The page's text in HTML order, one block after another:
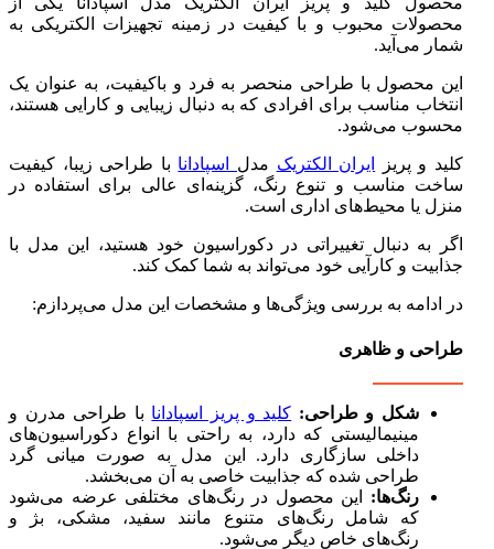
محصولات محبوب و با کیفیت در زمینه تجهیزات الکتریکی به
شمار می‌آید.
این محصول با طراحی منحصر به فرد و باکیفیت، به عنوان یک
انتخاب مناسب برای افرادی که به دنبال زیبایی و کارایی هستند،
محسوب می‌شود.
کلید و پریز ایران الکتریک مدل اسپادانا با طراحی زیبا، کیفیت
ساخت مناسب و تنوع رنگ، گزینه‌ای عالی برای استفاده در
منزل یا محیط‌های اداری است.
اگر به دنبال تغییراتی در دکوراسیون خود هستید، این مدل با
جذابیت و کارآیی خود می‌تواند به شما کمک کند.
در ادامه به بررسی ویژگی‌ها و مشخصات این مدل می‌پردازم:
طراحی و ظاهری
شکل و طراحی: کلید و پریز اسپادانا با طراحی مدرن و
مینیمالیستی که دارد، به راحتی با انواع دکوراسیون‌های
داخلی سازگاری دارد. این مدل به صورت میانی گرد
طراحی شده که جذابیت خاصی به آن می‌بخشد.
رنگ‌ها: این محصول در رنگ‌های مختلفی عرضه می‌شود
که شامل رنگ‌های متنوع مانند سفید، مشکی، بژ و
رنگ‌های خاص دیگر می‌شود.